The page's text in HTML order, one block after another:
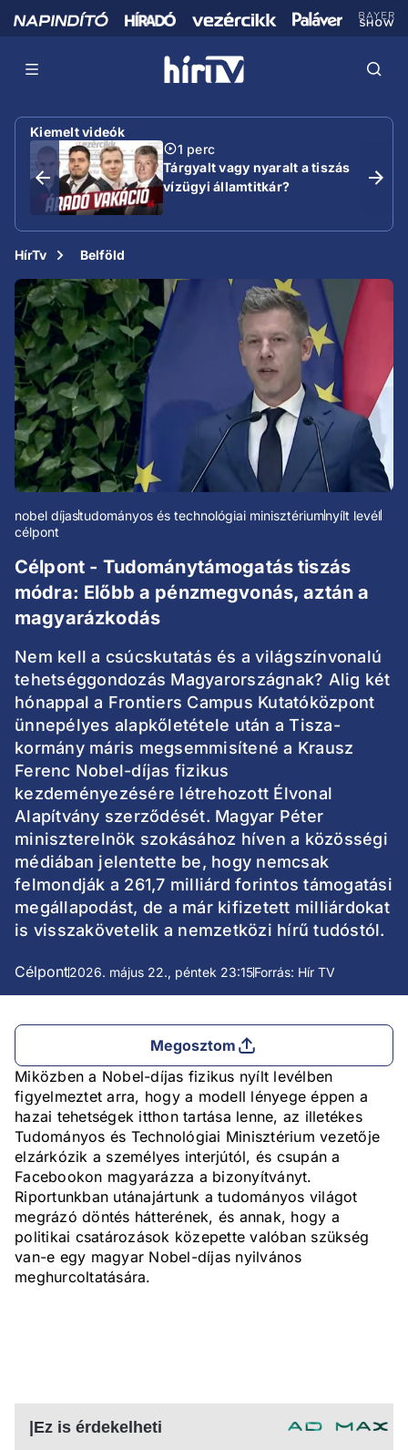
Kiemelt videók
1 perc
Tárgyalt vagy nyaralt a tiszás
vízügyi államtitkár?
HírTv Belföld
nobel díjastudományos és technológiai minisztériumnyílt levél
célpont
Célpont - Tudománytámogatás tiszás
módra: Előbb a pénzmegvonás, aztán a
magyarázkodás
Nem kell a csúcskutatás és a világszínvonalú
tehetséggondozás Magyarországnak? Alig két
hónappal a Frontiers Campus Kutatóközpont
ünnepélyes alapkőletétele után a Tisza-
kormány máris megsemmisítené a Krausz
Ferenc Nobel-díjas fizikus
kezdeményezésére létrehozott Élvonal
Alapítvány szerződését. Magyar Péter
miniszterelnök szokásához híven a közösségi
médiában jelentette be, hogy nemcsak
felmondják a 261,7 milliárd forintos támogatási
megállapodást, de a már kifizetett milliárdokat
is visszakövetelik a nemzetközi hírű tudóstól.
Célpont2026. május 22., péntek 23:15Forrás: Hír TV
Megosztom
Miközben a Nobel-díjas fizikus nyílt levélben
figyelmeztet arra, hogy a modell lényege éppen a
hazai tehetségek itthon tartása lenne, az illetékes
Tudományos és Technológiai Minisztérium vezetője
elzárkózik a személyes interjútól, és csupán a
Facebookon magyarázza a bizonyítványt.
Riportunkban utánajártunk a tudományos világot
megrázó döntés hátterének, és annak, hogy a
politikai csatározások közepette valóban szükség
van-e egy magyar Nobel-díjas nyilvános
meghurcoltatására.